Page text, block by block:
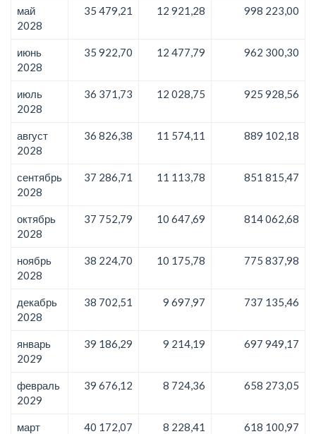
май
2028
35 479,21 12 921,28 998 223,00
июнь
2028
35 922,70 12 477,79 962 300,30
июль
2028
36 371,73 12 028,75 925 928,56
август
2028
36 826,38 11 574,11 889 102,18
сентябрь
2028
37 286,71 11 113,78 851 815,47
октябрь
2028
37 752,79 10 647,69 814 062,68
ноябрь
2028
38 224,70 10 175,78 775 837,98
декабрь
2028
38 702,51 9 697,97 737 135,46
январь
2029
39 186,29 9 214,19 697 949,17
февраль
2029
39 676,12 8 724,36 658 273,05
март
40 172,07 8 228,41 618 100,97